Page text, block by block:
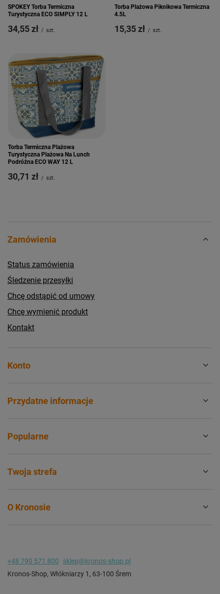
SPOKEY Torba Termiczna
Turystyczna ECO SIMPLY 12 L
34,55 zł / szt.
Torba Plażowa Piknikowa Termiczna
4.5L
15,35 zł / szt.
Torba Termiczna Plażowa
Turystyczna Plażowa Na Lunch
Podróżna ECO WAY 12 L
30,71 zł / szt.
Zamówienia
Status zamówienia
Śledzenie przesyłki
Chcę odstąpić od umowy
Chcę wymienić produkt
Kontakt
Konto
Przydatne informacje
Popularne
Twoja strefa
O Kronosie
+48 790 571 800
sklep@kronos-shop.pl
Kronos-Shop, Włókniarzy 1 , 63-100 Śrem